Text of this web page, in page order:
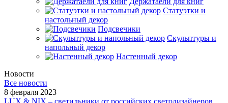
Статуэтки и
настольный декор
Подсвечики
Скульптуры и
напольный декор
Настенный декор
Новости
Все новости
8 февраля 2023
LUX & NIX – светильники от российских светодизайнеров.